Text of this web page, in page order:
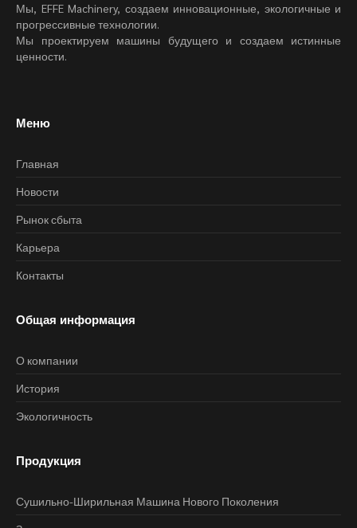
Мы, EFFE Machinery, создаем инновационные, экологичные и
прогрессивные технологии.
Мы проектируем машины будущего и создаем истинные
ценности.
Меню
Главная
Новости
Рынок сбыта
Карьера
Контакты
Общая информация
О компании
История
Экологичность
Продукция
Сушильно-Ширильная Машина Нового Поколения